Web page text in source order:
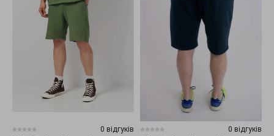
0 відгуків 0 відгуків